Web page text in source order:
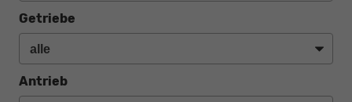
Getriebe
Antrieb